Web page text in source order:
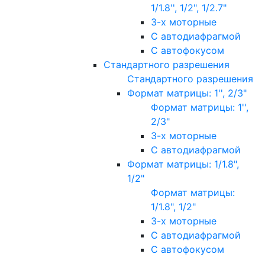
1/1.8'', 1/2", 1/2.7"
3-х моторные
С автодиафрагмой
С автофокусом
Стандартного разрешения
Стандартного разрешения
Формат матрицы: 1'', 2/3"
Формат матрицы: 1'',
2/3"
3-х моторные
С автодиафрагмой
Формат матрицы: 1/1.8",
1/2"
Формат матрицы:
1/1.8", 1/2"
3-х моторные
С автодиафрагмой
С автофокусом